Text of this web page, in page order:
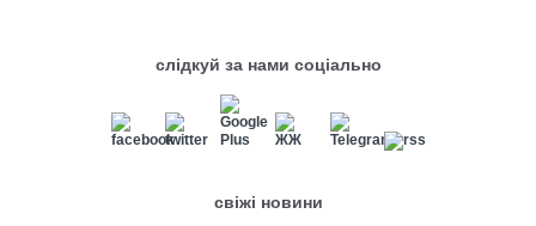
слідкуй за нами соціально
свіжі новини